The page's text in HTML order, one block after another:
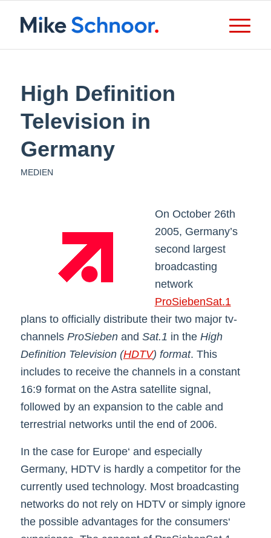
High Definition
Television in
Germany
MEDIEN
On October 26th
2005, Germany’s
second largest
broadcasting
network
ProSiebenSat.1
plans to officially distribute their two major tv-
channels ProSiebenand Sat.1 in the High
Definition Television (HDTV) format. This
includes to receive the channels in a constant
16:9 format on the Astra satellite signal,
followed by an expansion to the cable and
terrestrial networks until the end of 2006.
In the case for Europe‘ and especially
Germany, HDTV is hardly a competitor for the
currently used technology. Most broadcasting
networks do not rely on HDTV or simply ignore
the possible advantages for the consumers‘